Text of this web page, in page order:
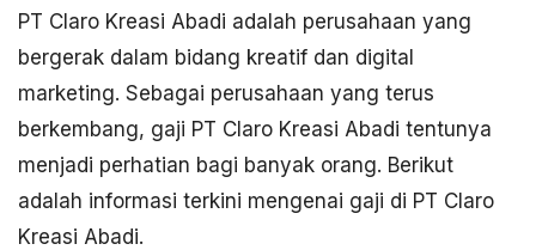
PT Claro Kreasi Abadi adalah perusahaan yang
bergerak dalam bidang kreatif dan digital
marketing. Sebagai perusahaan yang terus
berkembang, gaji PT Claro Kreasi Abadi tentunya
menjadi perhatian bagi banyak orang. Berikut
adalah informasi terkini mengenai gaji di PT Claro
Kreasi Abadi.